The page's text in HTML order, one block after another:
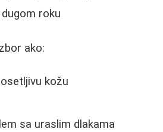
roku
ako:
kožu
sa uraslim dlakama